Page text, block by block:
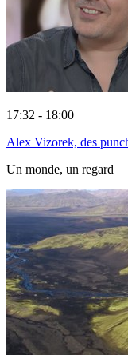
17:32 - 18:00
Alex Vizorek, des
Un monde, un regard